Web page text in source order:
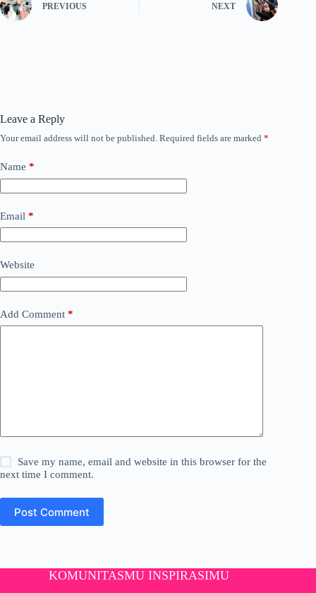
PREVIOUS NEXT
Leave a Reply
Your email address will not be published. Required fields are marked *
Name *
Email *
Website
Add Comment *
Save my name, email and website in this browser for the
next time I comment.
Post Comment
KOMUNITASMU INSPIRASIMU